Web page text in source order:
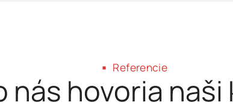
Referencie
nás hovoria naši